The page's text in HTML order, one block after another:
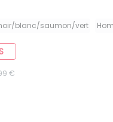
blanc/saumon/vert
€